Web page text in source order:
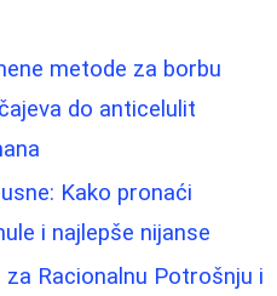
metode za borbu
do anticelulit
Kako pronaći
i najlepše nijanse
Racionalnu Potrošnju i